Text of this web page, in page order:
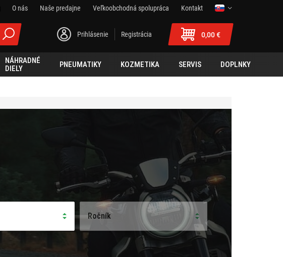
O nás Naše predajne Veľkoobchodná spolupráca
Kontakt
Prihlásenie
Registrácia 0,00 €
NÁHRADNÉ
DIELY
PNEUMATIKY KOZMETIKA SERVIS DOPLNKY
Ročník